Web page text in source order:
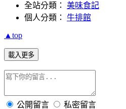
全站分類： 美味食記
個人分類： 牛排館
▲top
載入更多
公開留言 私密留言